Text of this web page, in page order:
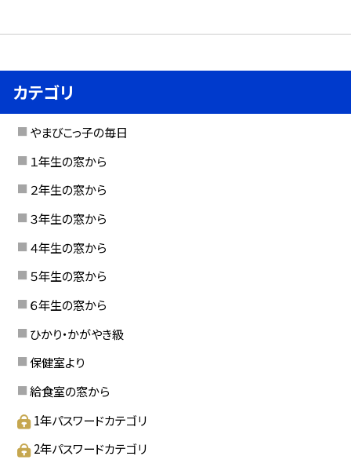
カテゴリ
やまびこっ子の毎日
１年生の窓から
２年生の窓から
３年生の窓から
４年生の窓から
５年生の窓から
６年生の窓から
ひかり・かがやき級
保健室より
給食室の窓から
1年パスワードカテゴリ
2年パスワードカテゴリ